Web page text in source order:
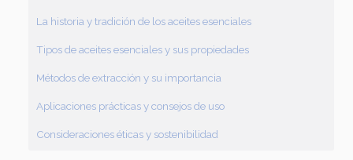
La historia y tradición de los aceites esenciales
Tipos de aceites esenciales y sus propiedades
Métodos de extracción y su importancia
Aplicaciones prácticas y consejos de uso
Consideraciones éticas y sostenibilidad